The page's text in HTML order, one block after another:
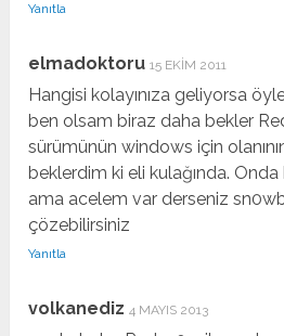
Yanıtla
elmadoktoru 15 EKIM 2011
Hangisi kolayınıza geliyorsa
ben olsam biraz daha bekler
sürümünün windows için
beklerdim ki eli kulağında.
ama acelem var derseniz
çözebilirsiniz
Yanıtla
volkanediz 4 MAYIS 2013